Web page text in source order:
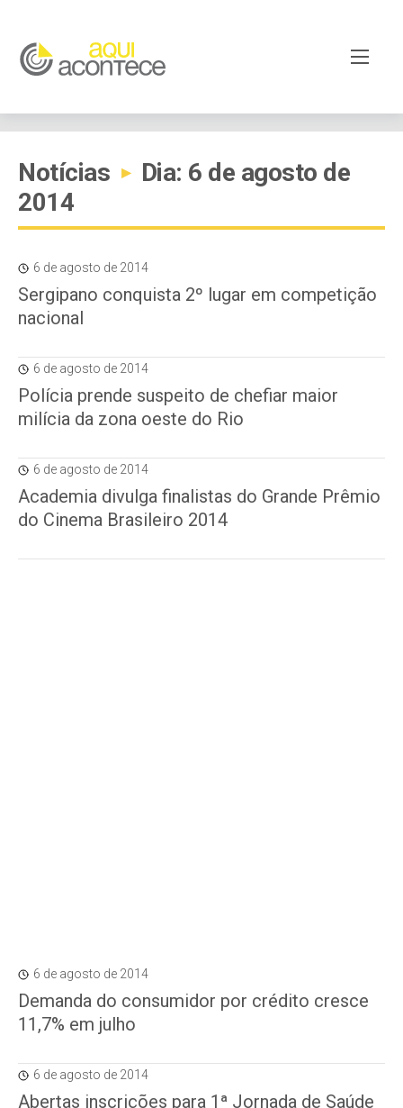
Notícias ▸
Dia: 6 de agosto de
2014
6 de agosto de 2014
Sergipano conquista 2º lugar em competição
nacional
6 de agosto de 2014
Polícia prende suspeito de chefiar maior
milícia da zona oeste do Rio
6 de agosto de 2014
Academia divulga finalistas do Grande Prêmio
do Cinema Brasileiro 2014
6 de agosto de 2014
Demanda do consumidor por crédito cresce
11,7% em julho
6 de agosto de 2014
Abertas inscrições para 1ª Jornada de Saúde